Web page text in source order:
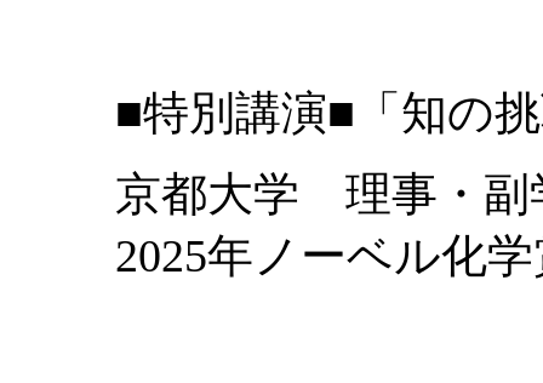
■特別講演■「知の
京都大学 理事・副
2025年ノーベル